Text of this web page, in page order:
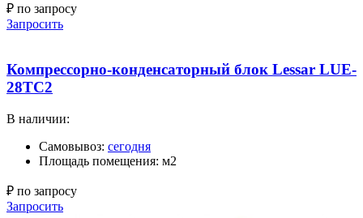
₽ по запросу
Запросить
Компрессорно-конденсаторный блок Lessar LUE-
28TC2
В наличии:
Самовывоз: сегодня
Площадь помещения: м2
₽ по запросу
Запросить